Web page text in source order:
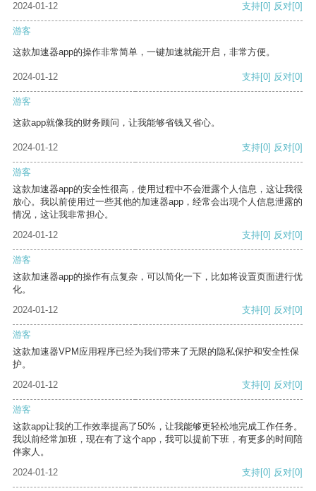
2024-01-12
支持[0] 反对[0]
游客
这款加速器app的操作非常简单，一键加速就能开启，非常方便。
2024-01-12 支持[0] 反对[0]
游客
这款app就像我的财务顾问，让我能够省钱又省心。
2024-01-12 支持[0] 反对[0]
游客
这款加速器app的安全性很高，使用过程中不会泄露个人信息，这让我很
放心。我以前使用过一些其他的加速器app，经常会出现个人信息泄露的
情况，这让我非常担心。
2024-01-12
支持[0] 反对[0]
游客
这款加速器app的操作有点复杂，可以简化一下，比如将设置页面进行优
化。
2024-01-12
支持[0] 反对[0]
游客
这款加速器VPM应用程序已经为我们带来了无限的隐私保护和安全性保
护。
2024-01-12
支持[0] 反对[0]
游客
这款app让我的工作效率提高了50%，让我能够更轻松地完成工作任务。
我以前经常加班，现在有了这个app，我可以提前下班，有更多的时间陪
伴家人。
2024-01-12
支持[0] 反对[0]